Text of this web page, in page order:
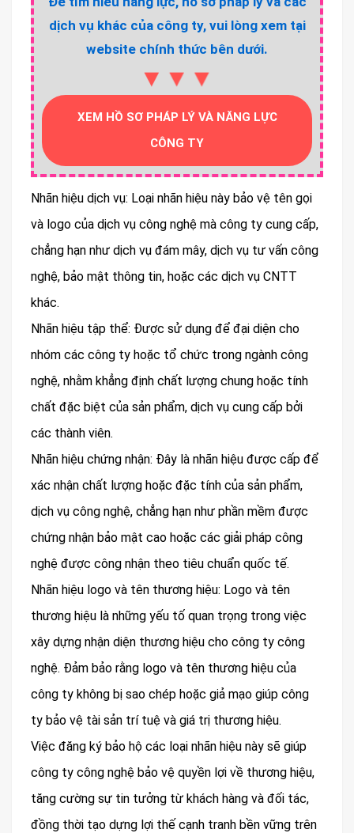
dịch vụ khác của công ty, vui lòng xem tại
website chính thức bên dưới.
▼▼▼
XEM HỒ SƠ PHÁP LÝ VÀ NĂNG LỰC
CÔNG TY
Nhãn hiệu dịch vụ: Loại nhãn hiệu này bảo vệ tên gọi
và logo của dịch vụ công nghệ mà công ty cung cấp,
chẳng hạn như dịch vụ đám mây, dịch vụ tư vấn công
nghệ, bảo mật thông tin, hoặc các dịch vụ CNTT
khác.
Nhãn hiệu tập thể: Được sử dụng để đại diện cho
nhóm các công ty hoặc tổ chức trong ngành công
nghệ, nhằm khẳng định chất lượng chung hoặc tính
chất đặc biệt của sản phẩm, dịch vụ cung cấp bởi
các thành viên.
Nhãn hiệu chứng nhận: Đây là nhãn hiệu được cấp để
xác nhận chất lượng hoặc đặc tính của sản phẩm,
dịch vụ công nghệ, chẳng hạn như phần mềm được
chứng nhận bảo mật cao hoặc các giải pháp công
nghệ được công nhận theo tiêu chuẩn quốc tế.
Nhãn hiệu logo và tên thương hiệu: Logo và tên
thương hiệu là những yếu tố quan trọng trong việc
xây dựng nhận diện thương hiệu cho công ty công
nghệ. Đảm bảo rằng logo và tên thương hiệu của
công ty không bị sao chép hoặc giả mạo giúp công
ty bảo vệ tài sản trí tuệ và giá trị thương hiệu.
Việc đăng ký bảo hộ các loại nhãn hiệu này sẽ giúp
công ty công nghệ bảo vệ quyền lợi về thương hiệu,
tăng cường sự tin tưởng từ khách hàng và đối tác,
đồng thời tạo dựng lợi thế cạnh tranh bền vững trên